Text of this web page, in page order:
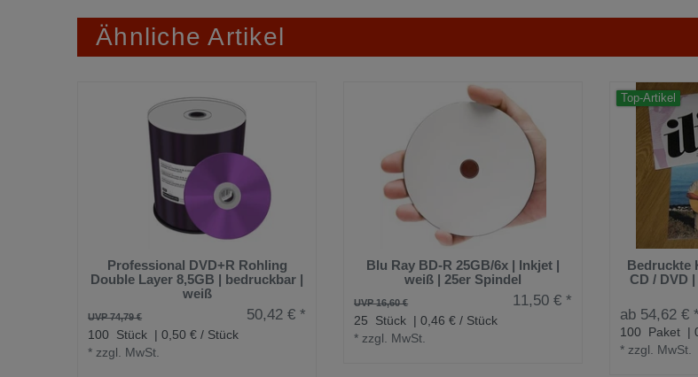
Ähnliche Artikel
Professional DVD+R Rohling
Double Layer 8,5GB | bedruckbar |
weiß
UVP 74,79 € 50,42 € *
100 Stück | 0,50 € / Stück
* zzgl. MwSt.
Blu Ray BD-R 25GB/6x | Inkjet |
weiß | 25er Spindel
UVP 16,60 € 11,50 € *
25 Stück | 0,46 € / Stück
* zzgl. MwSt.
Top-Artikel
Bedruckte
CD / DVD
ab 54,62 € *
100 Paket |
* zzgl. MwSt.